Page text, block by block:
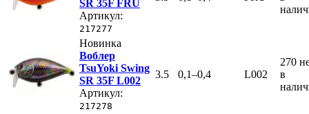
SR 35F FRU
Артикул:
217277
Новинка
Воблер
TsuYoki Swing
SR 35F L002
Артикул:
217278
3.5 0,1–0,4 L002
270
в